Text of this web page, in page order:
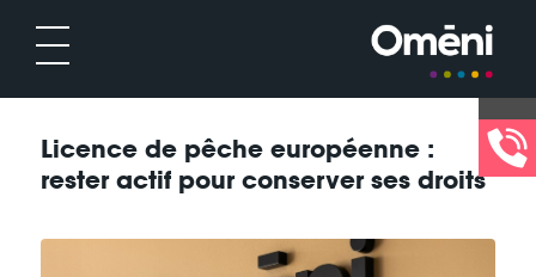
Licence de pêche européenne :
rester actif pour conserver ses droits